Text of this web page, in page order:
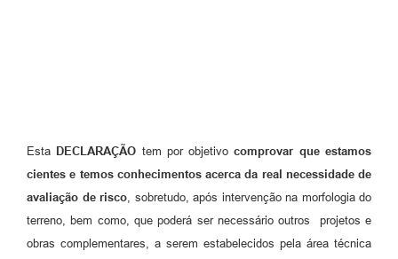
Esta DECLARAÇÃO tem por objetivocomprovar que estamos
cientes e temos conhecimentos acerca da real necessidade de
avaliação de risco, sobretudo, após intervenção na morfologia do
terreno, bem como, que poderá ser necessário outros projetos e
obras complementares, a serem estabelecidos pela área técnica